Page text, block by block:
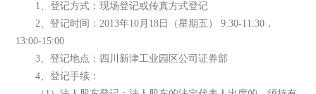
1、登记方式：现场登记或传真方式登记
2、登记时间：2013年10月18日（星期五） 9:30-11:30，
13:00-15:00
3、登记地点：四川新津工业园区公司证券部
4、登记手续：